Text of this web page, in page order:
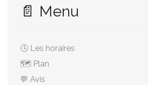
📄 Menu
🕓 Les horaires
🗺️ Plan
💬 Avis